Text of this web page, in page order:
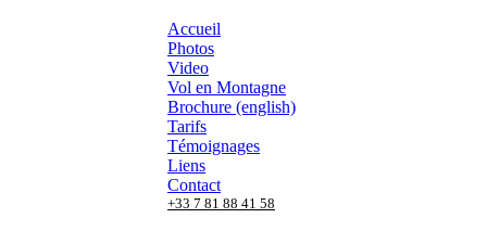
Accueil
Photos
Video
Vol en Montagne
Brochure (english)
Tarifs
Témoignages
Liens
Contact
+33 7 81 88 41 58